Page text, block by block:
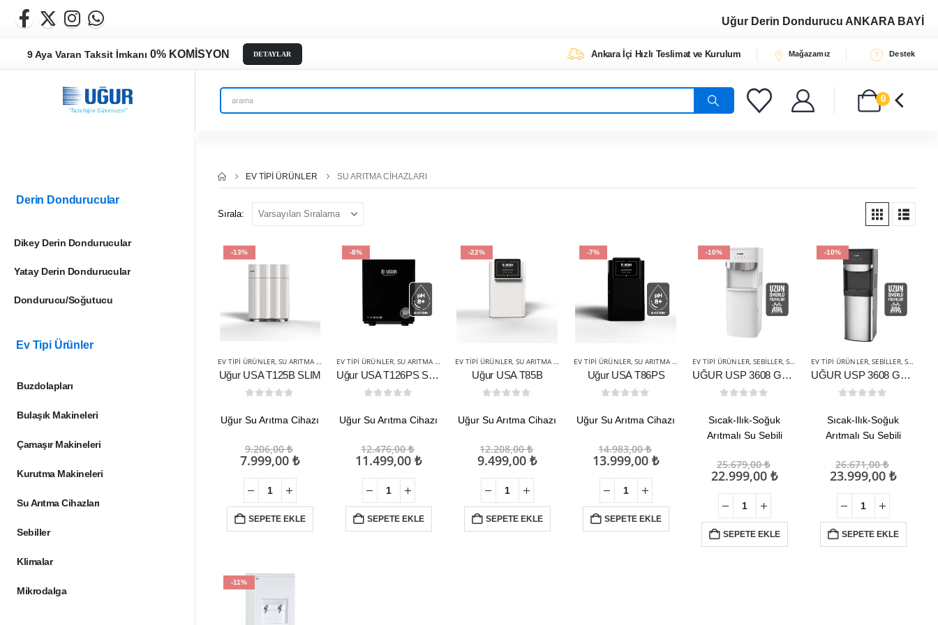
Uğur Derin Dondurucu ANKARA BAYİ
9 Aya Varan Taksit İmkanı 0% KOMİSYON DETAYLAR Ankara İçi Hızlı Teslimat ve Kurulum Mağazamız Destek
0
EV TIPI ÜRÜNLER SU ARITMA CIHAZLARI
Sırala:
-13%
EV TIPI ÜRÜNLER, SU ARITMA CIHAZLARI
Uğur USA T125B SLIM
Uğur Su Arıtma Cihazı
9.206,00₺
fiyat:
7.999,00₺Şu
SEPETE EKLE
-8%
EV TIPI ÜRÜNLER, SU ARITMA CIHAZLARI
Uğur USA T126PS SLIM PREMIUM
Uğur Su Arıtma Cihazı
12.476,00₺
fiyat:
11.499,00₺Şu
SEPETE EKLE
-22%
EV TIPI ÜRÜNLER, SU ARITMA CIHAZLARI
Uğur USA T85B
Uğur Su Arıtma Cihazı
12.208,00₺
fiyat:
9.499,00₺Şu
SEPETE EKLE
-7%
EV TIPI ÜRÜNLER, SU ARITMA CIHAZLARI
Uğur USA T86PS
Uğur Su Arıtma Cihazı
14.983,00₺
fiyat:
14.983,00 ₺.
13.999,00₺Şu
13.999,00 ₺.
SEPETE EKLE
-10%
EV TIPI ÜRÜNLER, SEBILLER,SU ARITMA CIHAZLARI
UĞUR USP 3608 GDB 5SA Arıtmalı Su Sebili
Sıcak-Ilık-Soğuk
Arıtmalı Su Sebili
25.679,00₺
fiyat:
22.999,00₺Şu
SEPETE EKLE
-10%
EV TIPI ÜRÜNLER, SEBILLER,SU ARITMA CIHAZLARI
UĞUR USP 3608 GDG 5SA Arıtmalı Su Sebili
Sıcak-Ilık-Soğuk
Arıtmalı Su Sebili
26.671,00₺
fiyat:
23.999,00₺Şu
SEPETE EKLE
-11%
Derin Dondurucular
Dikey Derin Dondurucular
Yatay Derin Dondurucular
Dondurucu/Soğutucu
Ev Tipi Ürünler
Buzdolapları
Bulaşık Makineleri
Çamaşır Makineleri
Kurutma Makineleri
Su Arıtma Cihazları
Sebiller
Klimalar
Mikrodalga